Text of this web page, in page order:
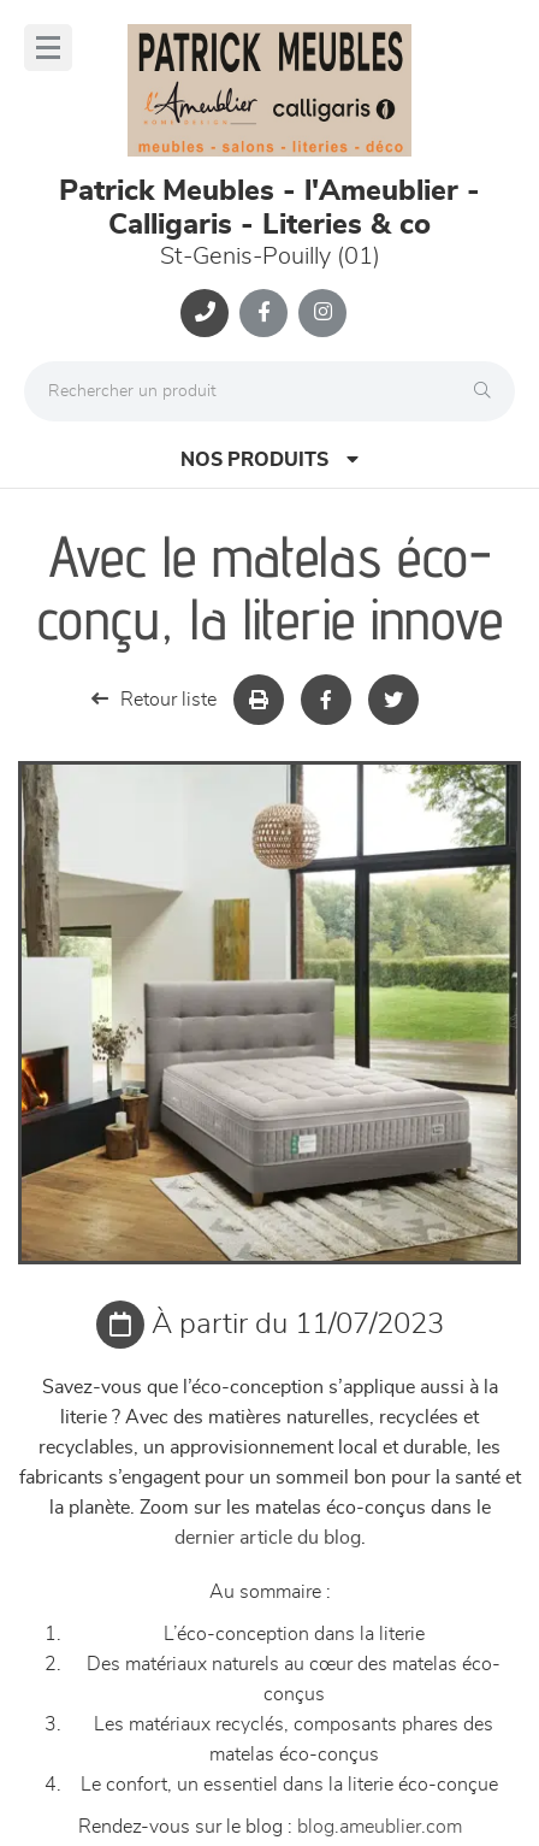
Patrick Meubles - l'Ameublier -
Calligaris - Literies & co
St-Genis-Pouilly (01)
NOS PRODUITS
canapés et fauteuils
séjours
meubles de complément
chambres et dressing
literie
décoration
Avec le matelas éco-
conçu, la literie innove
Retour liste
À partir du 11/07/2023
Savez-vous que l’éco-conception s’applique aussi à la
literie ? Avec des matières naturelles, recyclées et
recyclables, un approvisionnement local et durable, les
fabricants s’engagent pour un sommeil bon pour la santé et
la planète. Zoom sur les matelas éco-conçus dans le
dernier article du blog.
Au sommaire :
L’éco-conception dans la literie
Des matériaux naturels au cœur des matelas éco-
conçus
Les matériaux recyclés, composants phares des
matelas éco-conçus
Le confort, un essentiel dans la literie éco-conçue
Rendez-vous sur le blog : blog.ameublier.com